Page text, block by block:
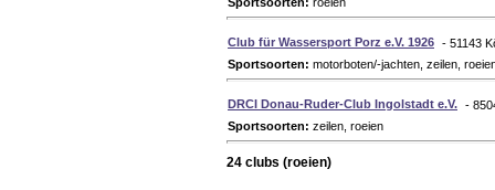
Club für Wassersport Porz e.V. 1926 - 51143
Sportsoorten: motorboten/-jachten, zeilen,
DRCI Donau-Ruder-Club Ingolstadt e.V. -
Sportsoorten: zeilen, roeien
24 clubs (roeien)